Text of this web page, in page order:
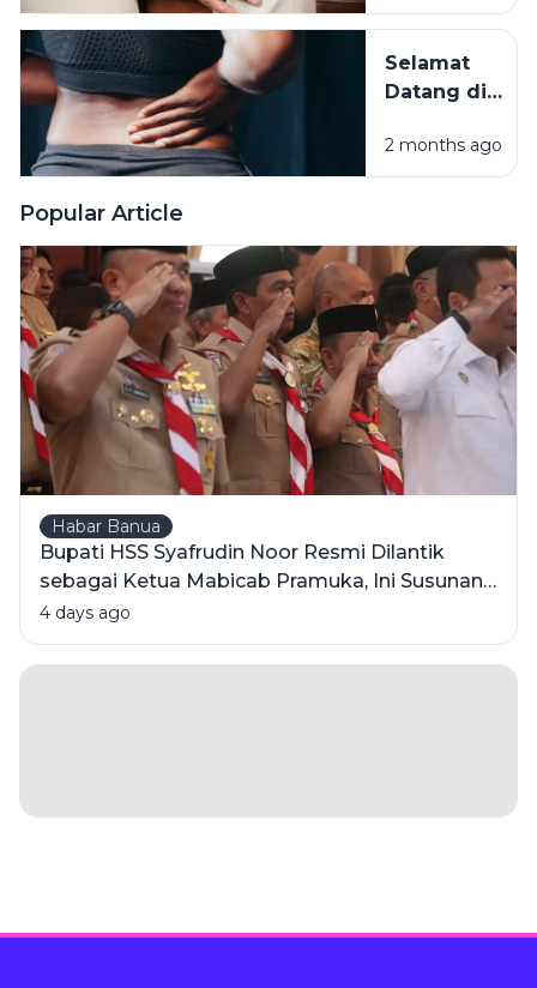
Tubuh Tak
Seperkasa
Dulu?
Selamat
Datang di
Tiga: Saat
Tubuh Mulai
Penagihan
2 months ago
Popular Article
Habar Banua
Bupati HSS Syafrudin Noor Resmi Dilantik
sebagai Ketua Mabicab Pramuka, Ini Susunan
Pengurus 2025-2030
4 days ago